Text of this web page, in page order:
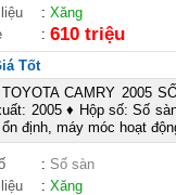
: Xăng
: 610 triệu
Tốt
TOYOTA CAMRY 2005
2005 ♦ Hộp số: Số
ổn định, máy móc hoạt
: Số sàn
: Xăng